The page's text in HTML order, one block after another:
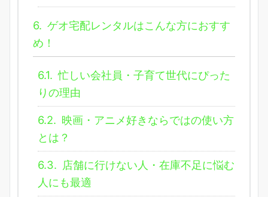
6. ゲオ宅配レンタルはこんな方におすす
め！
6.1. 忙しい会社員・子育て世代にぴった
りの理由
6.2. 映画・アニメ好きならではの使い方
とは？
6.3. 店舗に行けない人・在庫不足に悩む
人にも最適